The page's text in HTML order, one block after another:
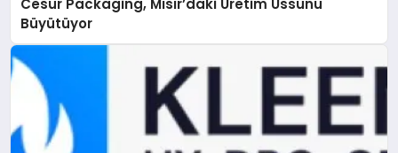
Büyütüyor